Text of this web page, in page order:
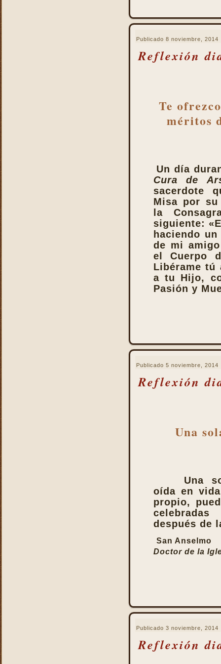
Publicado 8 noviembre, 2014
Reflexión
Te
méritos
Un día
Cura de
sacerdote
Misa por su
la
siguiente:
haciendo
de mi
el Cuerpo
Libérame
a tu Hijo,
Pasión y
Publicado 5 noviembre, 2014
Reflexión
Una
Una
oída en
propio,
después de
San Anselmo
Doctor de la
Publicado 3 noviembre, 2014
Reflexión